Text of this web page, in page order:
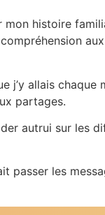
histoire
j’y allais chaque
partages.
autrui sur les
passer les